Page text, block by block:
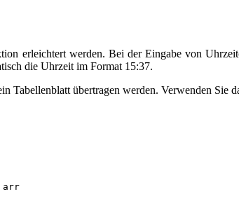
erleichtert werden. Bei der Eingabe von
die Uhrzeit im Format 15:37.
Tabellenblatt übertragen werden. Verwenden Sie
arr